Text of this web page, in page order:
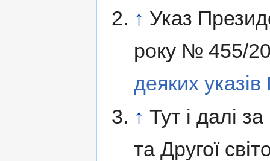
↑ Указ
року № 455/
деяких
↑ Тут і далі
та Другої